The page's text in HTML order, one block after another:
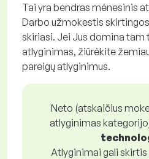
Tai yra bendras mėnesinis
Darbo užmokestis
skiriasi. Jei Jus domina tam
atlyginimas, žiūrėkite
pareigų atlyginimus.
Neto (atskaičius
atlyginimas
Atlyginimai gali